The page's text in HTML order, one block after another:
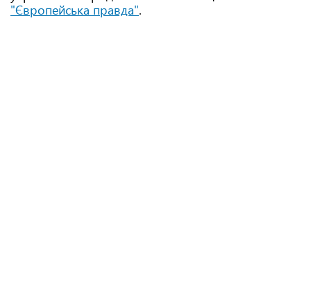
"Європейська правда".